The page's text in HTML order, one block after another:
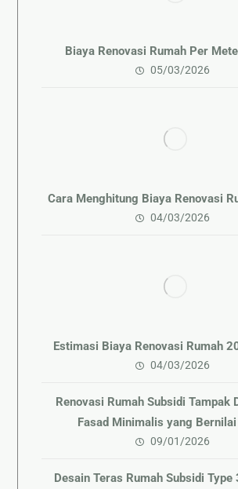
Biaya Renovasi Rumah Per
05/03/2026
Cara Menghitung Biaya Renovasi
04/03/2026
Estimasi Biaya Renovasi Rumah
04/03/2026
Renovasi Rumah Subsidi Tampak
Fasad Minimalis yang
09/01/2026
Desain Teras Rumah Subsidi